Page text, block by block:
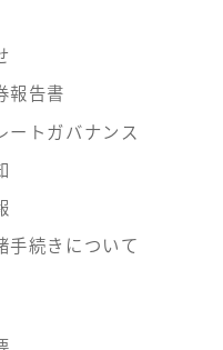
報告書
ートガバナンス
手続きについて